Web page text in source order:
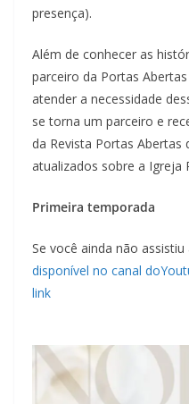
presença).
Além de conhecer as
parceiro da Portas
atender a necessidade
se torna um parceiro e
da Revista Portas
atualizados sobre a Igreja
Primeira temporada
Se você ainda não
disponível no canal
link